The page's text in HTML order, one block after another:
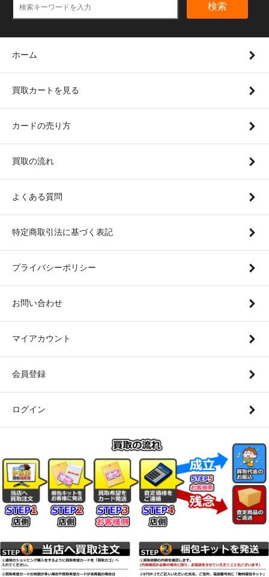
検索
ホーム
買取カートを見る
カードの売り方
買取の流れ
よくある質問
特定商取引法に基づく表記
プライバシーポリシー
お問い合わせ
マイアカウント
会員登録
ログイン